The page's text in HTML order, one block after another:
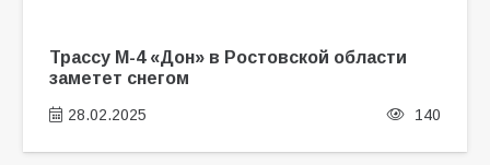
Трассу М-4 «Дон» в Ростовской области
заметет снегом
28.02.2025 140